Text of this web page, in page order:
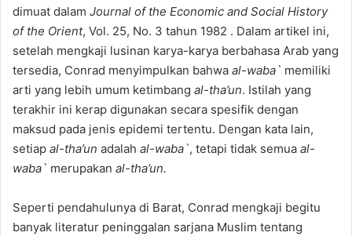
dimuat dalam Journal of the Economic and Social History
of the Orient, Vol. 25, No. 3 tahun 1982 . Dalam artikel ini,
setelah mengkaji lusinan karya-karya berbahasa Arab yang
tersedia, Conrad menyimpulkan bahwa al-waba` memiliki
arti yang lebih umum ketimbang al-tha’un. Istilah yang
terakhir ini kerap digunakan secara spesifik dengan
maksud pada jenis epidemi tertentu. Dengan kata lain,
setiap al-tha’un adalah al-waba`, tetapi tidak semua al-
waba` merupakan al-tha’un.
Seperti pendahulunya di Barat, Conrad mengkaji begitu
banyak literatur peninggalan sarjana Muslim tentang